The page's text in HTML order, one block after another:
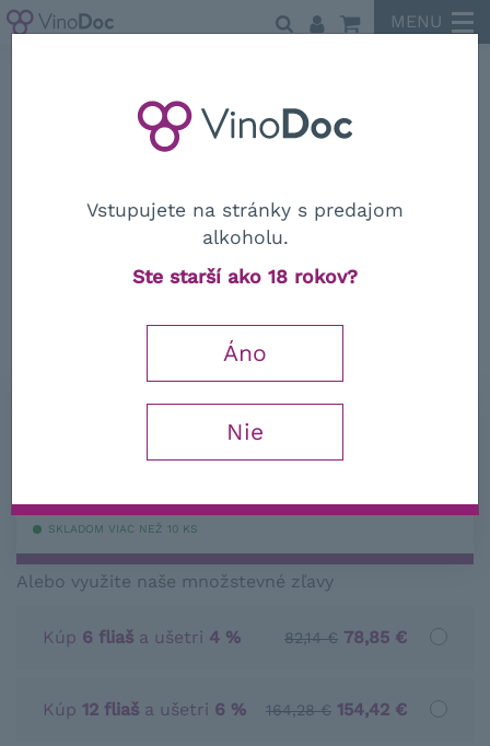
MENU
Sardus Pater
€ − +
SKLADOM VIAC NEŽ 10 KS
Alebo využite naše množstevné zľavy
Kúp 6 fliaš a ušetri 4 % 82,14 € 78,85 €
Kúp 12 fliaš a ušetri 6 % 164,28 € 154,42 €
Vstupujete na stránky s predajom
alkoholu.
Ste starší ako 18 rokov?
Áno
Nie